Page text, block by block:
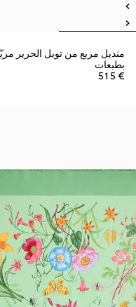
منديل مربع من تويل الحرير
بطبعات
€ 515